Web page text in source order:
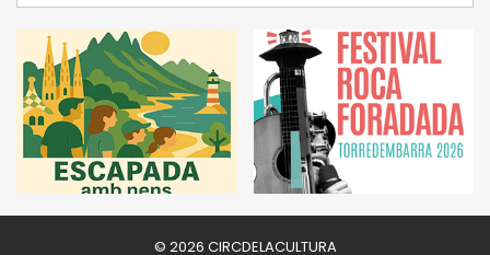
© 2026 CIRCDELACULTURA